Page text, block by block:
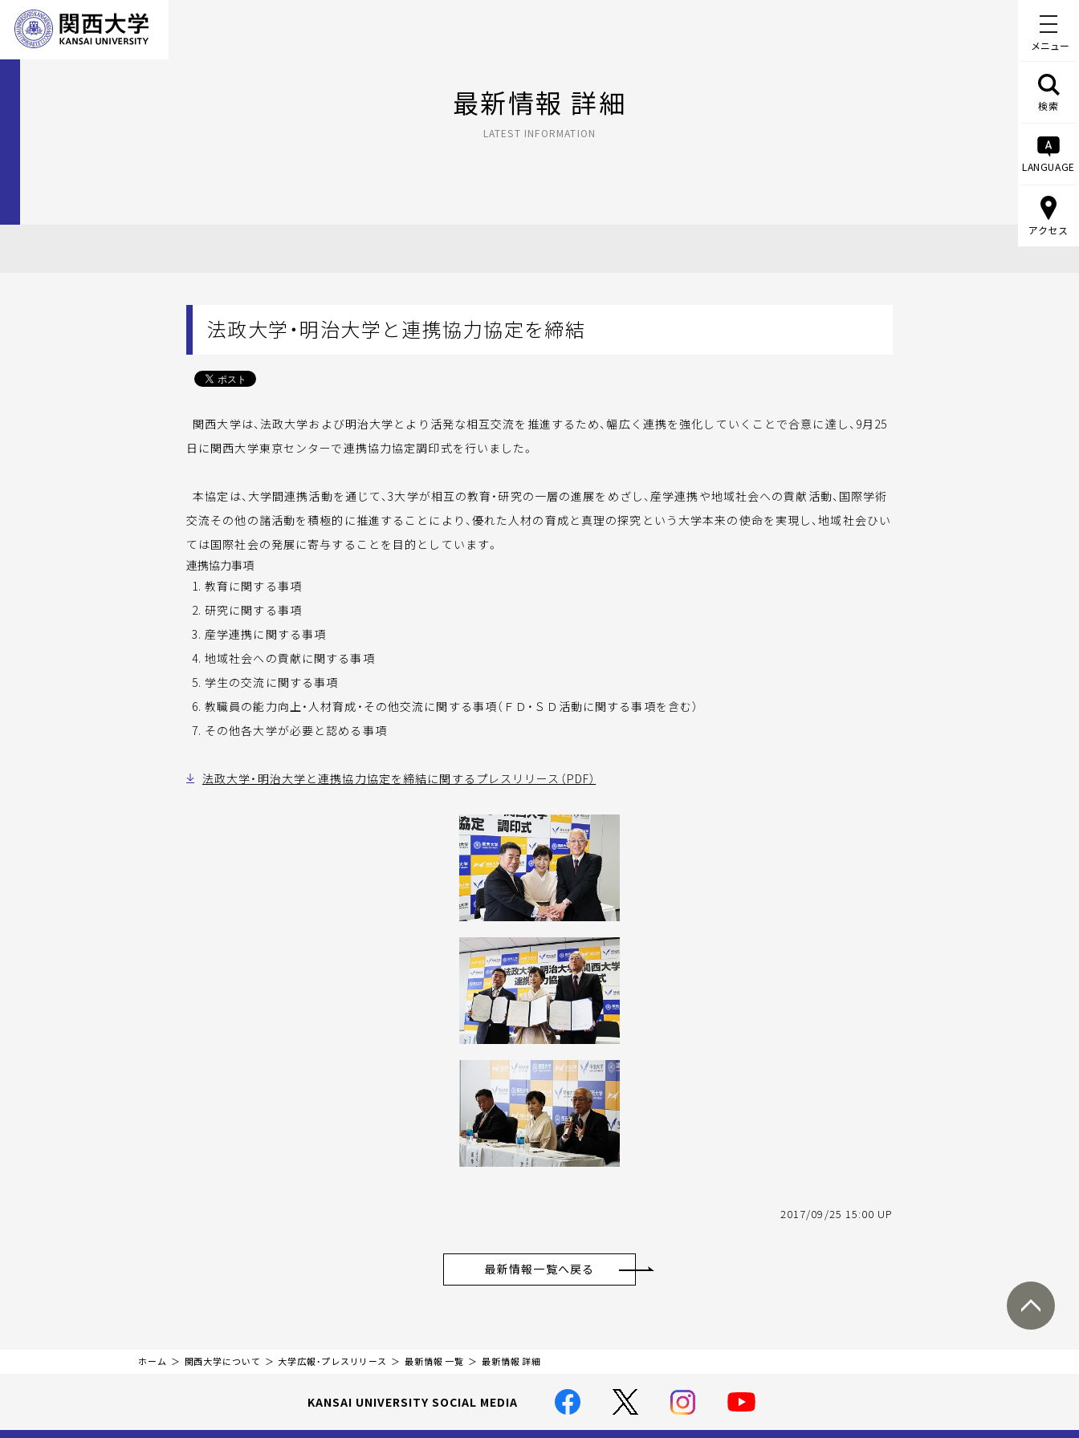
メニュー
検索
LANGUAGE
アクセス
最新情報 詳細
LATEST INFORMATION
法政大学・明治大学と連携協力協定を締結
関西大学は、法政大学および明治大学とより活発な相互交流を推進するため、幅広く連携を強化していくことで合意に達し、9月25
日に関西大学東京センターで連携協力協定調印式を行いました。
本協定は、大学間連携活動を通じて、3大学が相互の教育・研究の一層の進展をめざし、産学連携や地域社会への貢献活動、国際学術
交流その他の諸活動を積極的に推進することにより、優れた人材の育成と真理の探究という大学本来の使命を実現し、地域社会ひい
ては国際社会の発展に寄与することを目的としています。
連携協力事項
教育に関する事項
研究に関する事項
産学連携に関する事項
地域社会への貢献に関する事項
学生の交流に関する事項
教職員の能力向上・人材育成・その他交流に関する事項（ＦＤ・ＳＤ活動に関する事項を含む）
その他各大学が必要と認める事項
法政大学・明治大学と連携協力協定を締結に関するプレスリリース（PDF）
2017/09/25 15:00 UP
最新情報一覧へ戻る
ホーム 関西大学について 大学広報・プレスリリース 最新情報 一覧 最新情報 詳細
KANSAI UNIVERSITY SOCIAL MEDIA